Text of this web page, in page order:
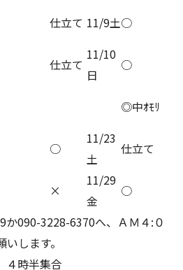
仕立て 11/9土○
仕立て
11/10
日
○
◎中ｵﾓﾘ
○
11/23
土
仕立て
×
11/29
金
○
か090-3228-6370へ、ＡＭ４:０
します。
４時半集合